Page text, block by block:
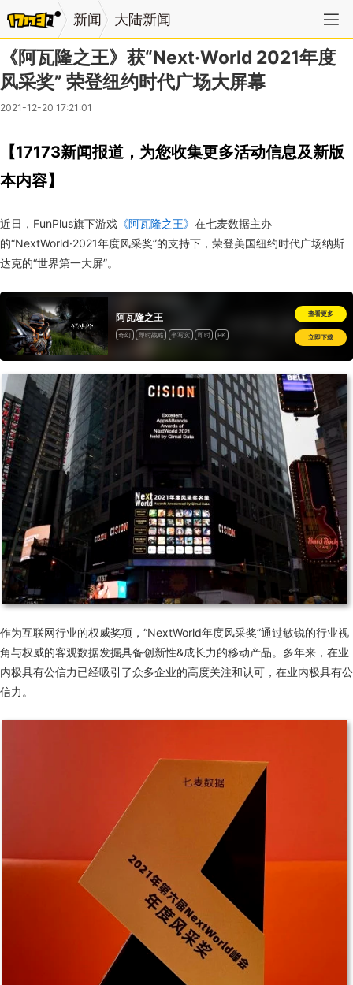
新闻 大陆新闻
《阿瓦隆之王》获“Next·World 2021年度
风采奖” 荣登纽约时代广场大屏幕
2021-12-20 17:21:01
【17173新闻报道，为您收集更多活动信息及新版
本内容】
近日，FunPlus旗下游戏 《阿瓦隆之王》 在七麦数据主办
的“NextWorld·2021年度风采奖”的支持下，荣登美国纽约时代广场纳斯
达克的“世界第一大屏”。
阿瓦隆之王
奇幻 即时战略 半写实 即时 PK
查看更多
立即下载
作为互联网行业的权威奖项，“NextWorld年度风采奖”通过敏锐的行业视
角与权威的客观数据发掘具备创新性&成长力的移动产品。多年来，在业
内极具有公信力已经吸引了众多企业的高度关注和认可，在业内极具有公
信力。